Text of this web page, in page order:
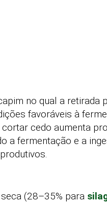
no qual a retirada
favoráveis à
cedo aumenta
a fermentação e a
(28–35% para